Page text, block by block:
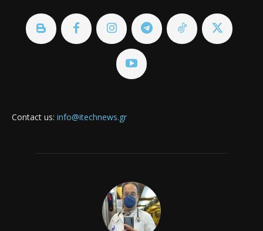
Contact us: info@itechnews.gr